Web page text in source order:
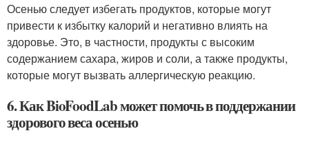
Осенью следует избегать продуктов, которые могут
привести к избытку калорий и негативно влиять на
здоровье. Это, в частности, продукты с высоким
содержанием сахара, жиров и соли, а также продукты,
которые могут вызвать аллергическую реакцию.
6. Как BioFoodLab может помочь в поддержании
здорового веса осенью